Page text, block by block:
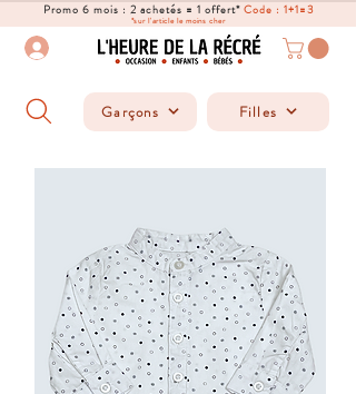
Promo 6 mois : 2 achetés = 1 offert*Code : 1+1=3
*sur l'article le moins cher
Garçons Filles